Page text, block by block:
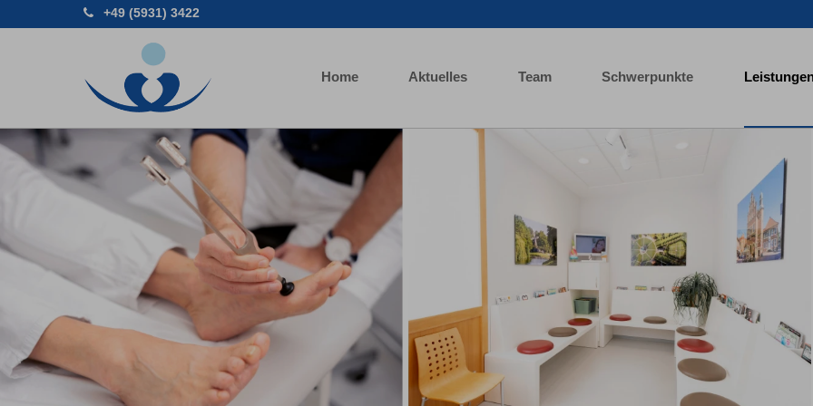
+49 (5931) 3422
Home Aktuelles Team Schwerpunkte